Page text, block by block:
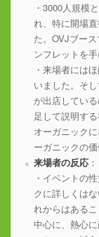
・3000人規模
れ、特に開場
た。OVJブー
ンフレットを
・来場者には
いました。そ
が出店してい
足して説明す
オーガニック
ーガニックの
来場者の反応：
・イベントの
クに詳しくは
れからはある
中心に、熱心